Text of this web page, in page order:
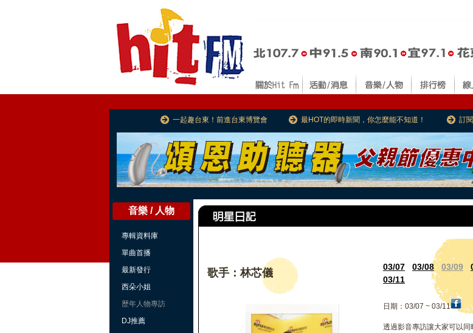
一起趣台東！前進台東博覽會 最HOT的即時新聞，你怎麼能不知道！ 訂
音樂 / 人物
專輯資料庫
單曲首播
最新發行
西朵小姐
歷年人物專訪
DJ推薦
歌手：林芯儀 03/07 03/08 03/09
03/11
日期：03/07 ~ 03/11
透過影音專訪讓大家可以同